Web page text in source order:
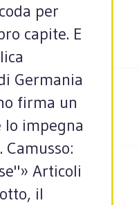
per
capite. E
Germania
firma un
lo impegna
Articoli
il